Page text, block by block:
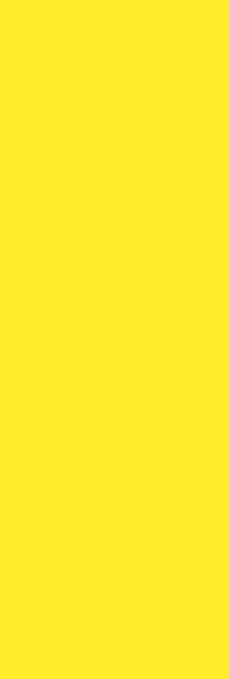
di fecondazione in
trattamento sia privato
Ad esempio, nel Regno
della fecondazione in
Health Service) costa
per la fertilità, d’altra
di impostare i propri
possono pagare importi
trattamento a seconda
dovresti sempre
aggiuntivi (o trattamenti
esami medici, farmaci
: si
India, ai 6,000 euro in
Stati Uniti. Quando si
trattamento della